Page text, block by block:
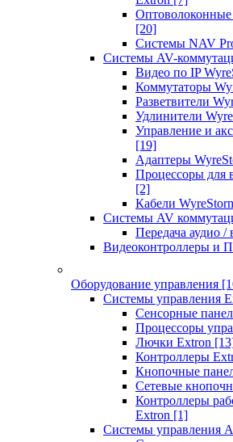
[20]
Системы NAV
Системы AV-
Видео по IP
Коммутаторы
Разветвители
Удлинители
Управление и
[19]
Адаптеры
Процессоры для
[2]
Кабели
Системы AV
Передача аудио /
Видеоконтроллеры и
Оборудование управления
Системы управления
Сенсорные
Процессоры
Лючки Extron
Контроллеры
Кнопочные
Сетевые
Контроллеры
Extron [1]
Системы управления